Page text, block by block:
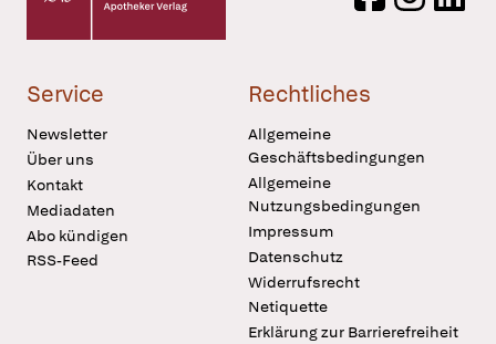
Service
Newsletter
Über uns
Kontakt
Mediadaten
Abo kündigen
RSS-Feed
Rechtliches
Allgemeine
Geschäftsbedingungen
Allgemeine
Nutzungsbedingungen
Impressum
Datenschutz
Widerrufsrecht
Netiquette
Erklärung zur Barrierefreiheit